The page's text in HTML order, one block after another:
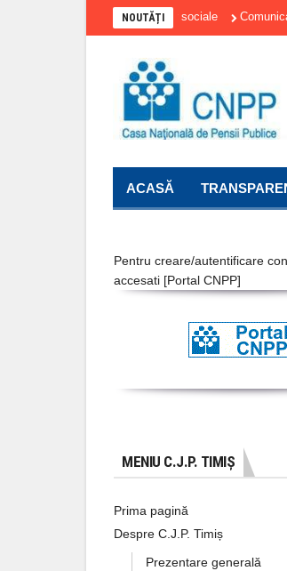
NOUTĂȚI
referitor la plata contributiilor sociale Comunicat
ACASĂ
Pentru creare/autentificare
accesati [Portal CNPP]
MENIU C.J.P. TIMIȘ
Prima pagină
Despre C.J.P. Timiș
Prezentare generală